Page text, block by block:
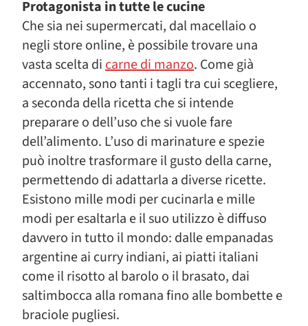
Protagonista in tutte le cucine
Che sia nei supermercati, dal macellaio o
negli store online, è possibile trovare una
vasta scelta dicarne di manzo. Come già
accennato, sono tanti i tagli tra cui scegliere,
a seconda della ricetta che si intende
preparare o dell’uso che si vuole fare
dell’alimento. L’uso di marinature e spezie
può inoltre trasformare il gusto della carne,
permettendo di adattarla a diverse ricette.
Esistono mille modi per cucinarla e mille
modi per esaltarla e il suo utilizzo è diffuso
davvero in tutto il mondo: dalle empanadas
argentine ai curry indiani, ai piatti italiani
come il risotto al barolo o il brasato, dai
saltimbocca alla romana fino alle bombette e
braciole pugliesi.